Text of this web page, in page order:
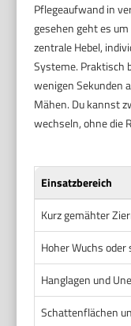
Pflegeaufwand in
gesehen geht es
zentrale Hebel,
Systeme. Praktisch
wenigen Sekunden
Mähen. Du kannst
wechseln, ohne die
Einsatzbereich
Kurz gemähter
Hoher Wuchs
Hanglagen und
Schattenflächen